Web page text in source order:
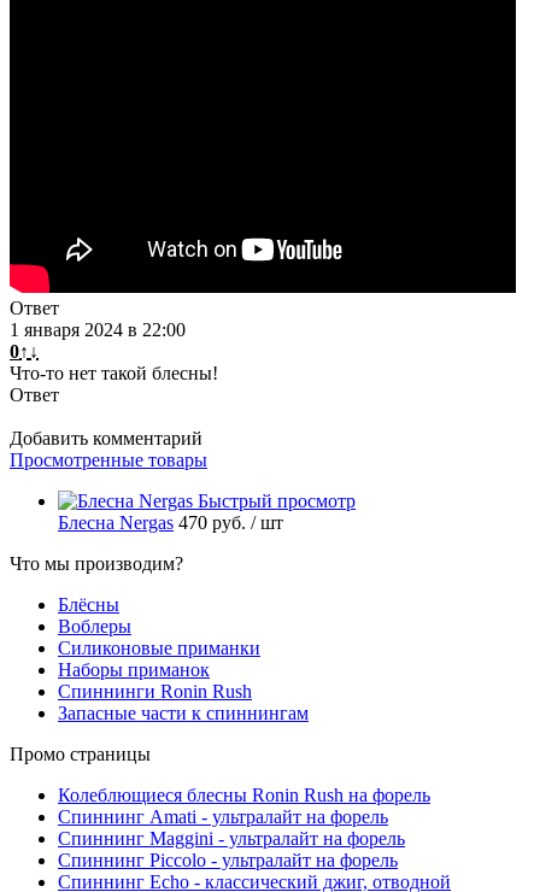
Ответ
1 января 2024 в 22:00
0↑ ↓
Что-то нет такой блесны!
Ответ
Добавить комментарий
Просмотренные товары
Быстрый просмотр
Блесна Nergas 470 руб. / шт
Что мы производим?
Блёсны
Воблеры
Силиконовые приманки
Наборы приманок
Спиннинги Ronin Rush
Запасные части к спиннингам
Промо страницы
Колеблющиеся блесны Ronin Rush на форель
Спиннинг Amati - ультралайт на форель
Спиннинг Maggini - ультралайт на форель
Спиннинг Piccolo - ультралайт на форель
Спиннинг Echo - классический джиг, отводной